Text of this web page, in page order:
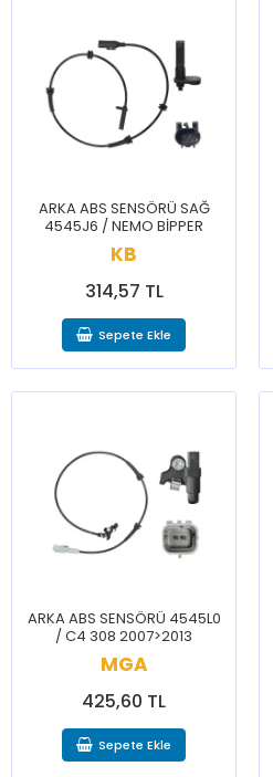
ARKA ABS SENSÖRÜ SAĞ
4545J6 / NEMO BİPPER
KB
314,57 TL
Sepete Ekle
ARKA ABS SENSÖRÜ 4545L0
/ C4 308 2007>2013
MGA
425,60 TL
Sepete Ekle